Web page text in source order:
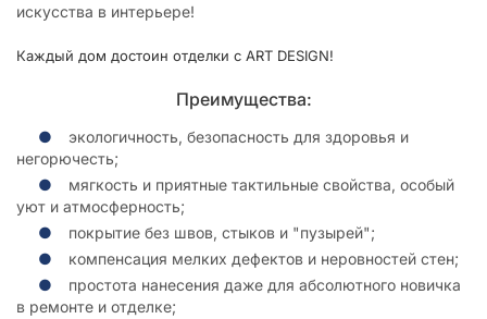
искусства в интерьере!
Каждый дом достоин отделки с ART DESIGN!
Преимущества:
экологичность, безопасность для здоровья и
негорючесть;
мягкость и приятные тактильные свойства, особый
уют и атмосферность;
покрытие без швов, стыков и "пузырей";
компенсация мелких дефектов и неровностей стен;
простота нанесения даже для абсолютного новичка
в ремонте и отделке;